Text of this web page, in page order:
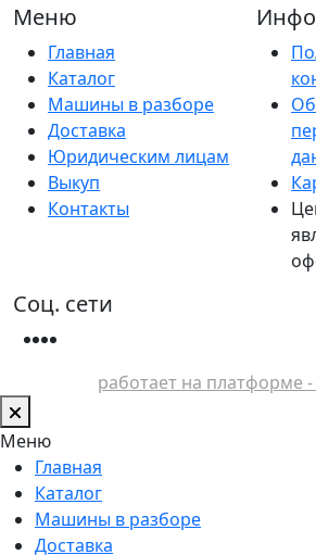
Меню
Главная
Каталог
Машины в разборе
Доставка
Юридическим лицам
Выкуп
Контакты
Соц. сети
работает на платформе
Меню
Главная
Каталог
Машины в разборе
Доставка